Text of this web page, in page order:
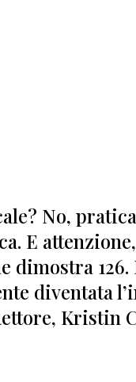
No,
E
dimostra 126.
diventata
Kristin